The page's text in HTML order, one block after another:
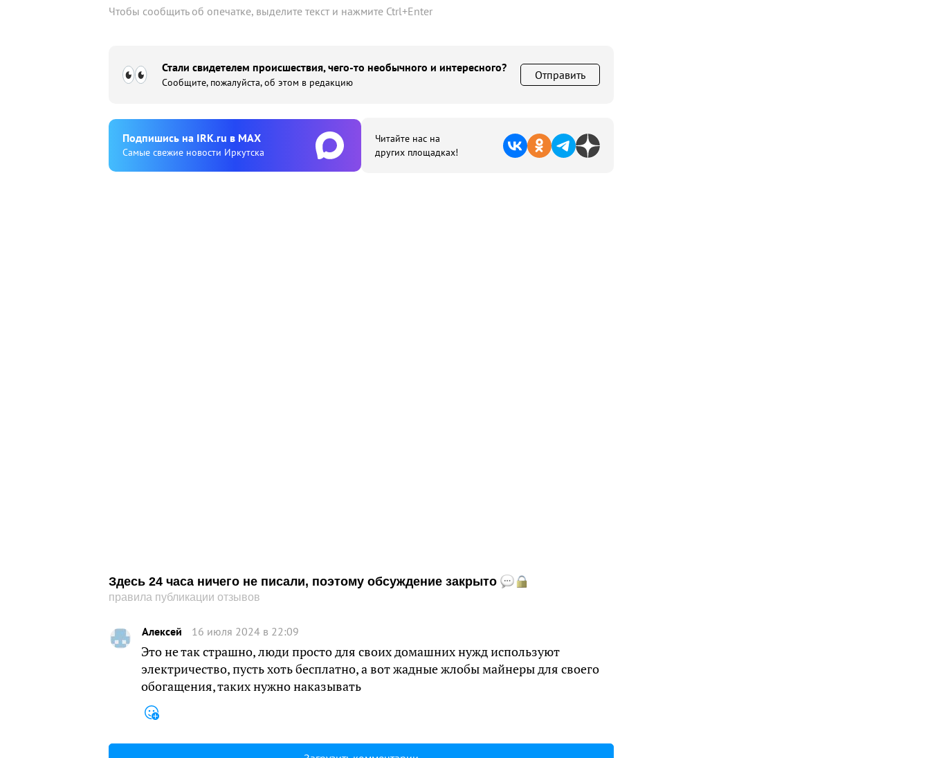
Чтобы сообщить об опечатке, выделите текст и нажмите Ctrl+Enter
Стали свидетелем происшествия, чего-то необычного и интересного?
Сообщите, пожалуйста, об этом в редакцию
Отправить
Подпишиcь на IRK.ru в MAX
Cамые свежие новости Иркутска
Читайте нас на
других площадках!
Здесь 24 часа ничего не писали, поэтому обсуждение закрыто
правила публикации отзывов
Алексей 16 июля 2024 в 22:09
Это не так страшно, люди просто для своих домашних нужд используют
электричество, пусть хоть бесплатно, а вот жадные жлобы майнеры для своего
обогащения, таких нужно наказывать